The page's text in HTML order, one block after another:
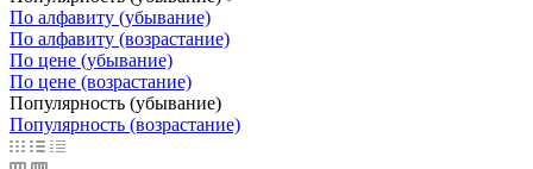
По алфавиту (убывание)
По алфавиту (возрастание)
По цене (убывание)
По цене (возрастание)
Популярность (убывание)
Популярность (возрастание)